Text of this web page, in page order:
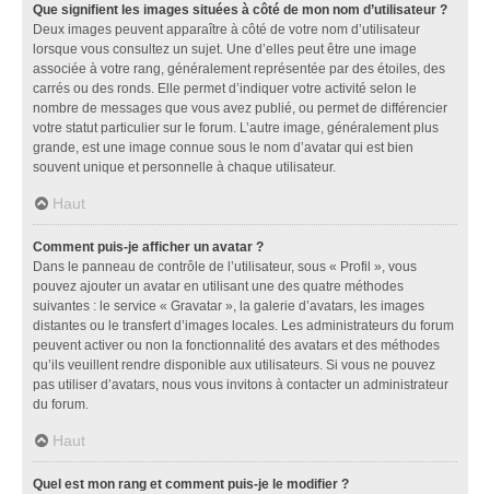
Que signifient les images situées à côté de mon nom d’utilisateur ?
Deux images peuvent apparaître à côté de votre nom d’utilisateur
lorsque vous consultez un sujet. Une d’elles peut être une image
associée à votre rang, généralement représentée par des étoiles, des
carrés ou des ronds. Elle permet d’indiquer votre activité selon le
nombre de messages que vous avez publié, ou permet de différencier
votre statut particulier sur le forum. L’autre image, généralement plus
grande, est une image connue sous le nom d’avatar qui est bien
souvent unique et personnelle à chaque utilisateur.
Haut
Comment puis-je afficher un avatar ?
Dans le panneau de contrôle de l’utilisateur, sous « Profil », vous
pouvez ajouter un avatar en utilisant une des quatre méthodes
suivantes : le service « Gravatar », la galerie d’avatars, les images
distantes ou le transfert d’images locales. Les administrateurs du forum
peuvent activer ou non la fonctionnalité des avatars et des méthodes
qu’ils veuillent rendre disponible aux utilisateurs. Si vous ne pouvez
pas utiliser d’avatars, nous vous invitons à contacter un administrateur
du forum.
Haut
Quel est mon rang et comment puis-je le modifier ?